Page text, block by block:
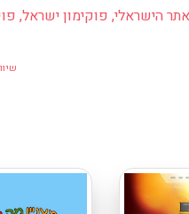
הישראלי, פוקימון ישראל,